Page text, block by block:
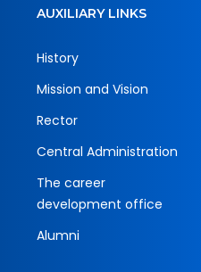
AUXILIARY LINKS
History
Mission and Vision
Rector
Central Administration
The career
development office
Alumni